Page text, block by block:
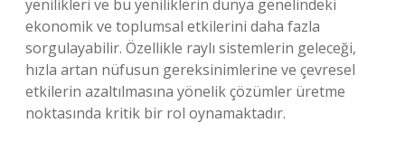
yenilikleri ve bu yeniliklerin dünya genelindeki
ekonomik ve toplumsal etkilerini daha fazla
sorgulayabilir. Özellikle raylı sistemlerin geleceği,
hızla artan nüfusun gereksinimlerine ve çevresel
etkilerin azaltılmasına yönelik çözümler üretme
noktasında kritik bir rol oynamaktadır.